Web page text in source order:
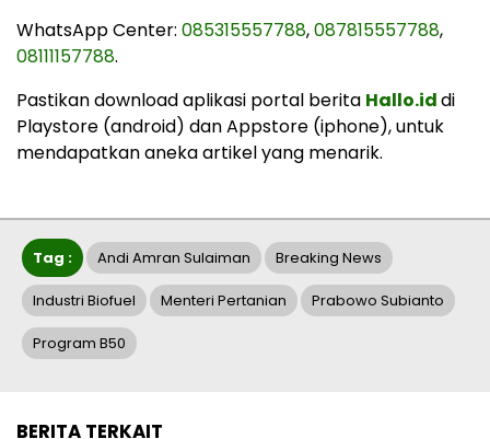
WhatsApp Center: 085315557788,087815557788,
08111157788.
Pastikan download aplikasi portal berita Hallo.iddi
Playstore (android) dan Appstore (iphone), untuk
mendapatkan aneka artikel yang menarik.
Tag : Andi Amran Sulaiman Breaking News
Industri Biofuel Menteri Pertanian Prabowo Subianto
Program B50
BERITA TERKAIT